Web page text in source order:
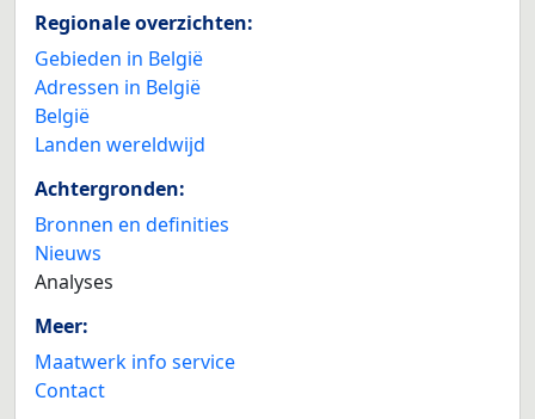
Regionale overzichten:
Gebieden in België
Adressen in België
België
Landen wereldwijd
Achtergronden:
Bronnen en definities
Nieuws
Analyses
Meer:
Maatwerk info service
Contact